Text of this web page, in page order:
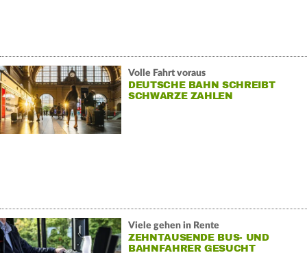
Volle Fahrt voraus
DEUTSCHE BAHN SCHREIBT
SCHWARZE ZAHLEN
Viele gehen in Rente
ZEHNTAUSENDE BUS- UND
BAHNFAHRER GESUCHT